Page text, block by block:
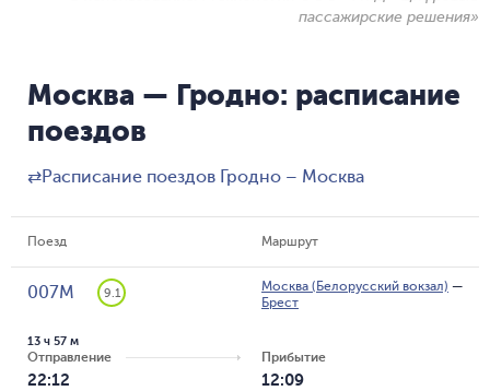
пассажирские решения»
Москва — Гродно: расписание
поездов
⇄Расписание поездов Гродно – Москва
Поезд Маршрут
007М 9.1 Москва (Белорусский вокзал) —
Брест
Отправление
22:12
13 ч 57 м
Прибытие
12:09